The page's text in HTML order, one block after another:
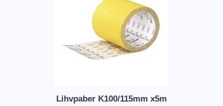
Lihvpaber K100/115mm x5m